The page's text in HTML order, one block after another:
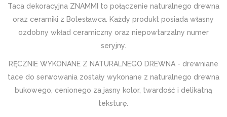
Taca dekoracyjna ZNAMMI to połączenie naturalnego drewna
oraz ceramiki z Bolesławca. Każdy produkt posiada własny
ozdobny wkład ceramiczny oraz niepowtarzalny numer
seryjny.
RĘCZNIE WYKONANE Z NATURALNEGO DREWNA - drewniane
tace do serwowania zostały wykonane z naturalnego drewna
bukowego, cenionego za jasny kolor, twardość i delikatną
teksturę.